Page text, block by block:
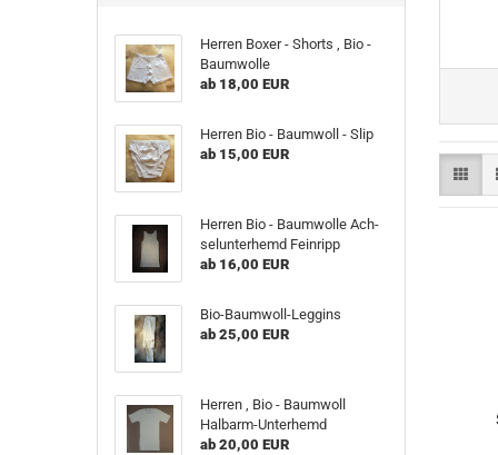
Her­ren Boxer - Shorts , Bio -
Baum­wol­le
ab 18,00 EUR
Her­ren Bio - Baum­woll - Slip
ab 15,00 EUR
Her­ren Bio - Baum­wol­le Ach­
sel­un­ter­hemd Fein­ripp
ab 16,00 EUR
Bio-​Baumwoll-Leggins
ab 25,00 EUR
Her­ren , Bio - Baum­woll
Halbarm-​Unterhemd
ab 20,00 EUR